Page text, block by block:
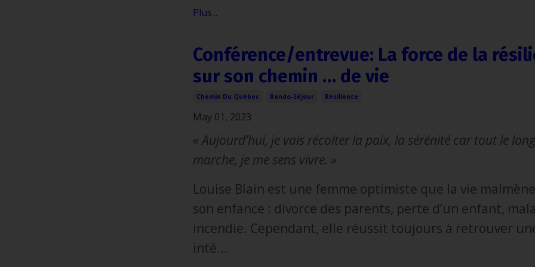
Plus...
Conférence/entrevue: La force de la
sur son chemin … de vie
Chemin Du Québec Rando-Séjour Résilience
May 01, 2023
« Aujourd’hui, je vais récolter la paix, la sérénité car tout le
marche, je me sens vivre. »
Louise Blain est une femme optimiste que la vie
son enfance : divorce des parents, perte d’un enfant,
incendie. Cependant, elle réussit toujours à retrouver
inté...